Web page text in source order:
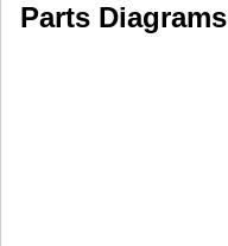
Parts Diagrams